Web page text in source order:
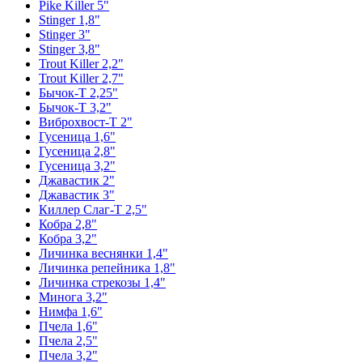
Pike Killer 5"
Stinger 1,8"
Stinger 3"
Stinger 3,8"
Trout Killer 2,2"
Trout Killer 2,7"
Бычок-Т 2,25"
Бычок-Т 3,2"
Виброхвост-Т 2"
Гусеница 1,6"
Гусеница 2,8"
Гусеница 3,2"
Джавастик 2"
Джавастик 3"
Киллер Слаг-Т 2,5"
Кобра 2,8"
Кобра 3,2"
Личинка веснянки 1,4"
Личинка репейника 1,8"
Личинка стрекозы 1,4"
Минога 3,2"
Нимфа 1,6"
Пчела 1,6"
Пчела 2,5"
Пчела 3,2"